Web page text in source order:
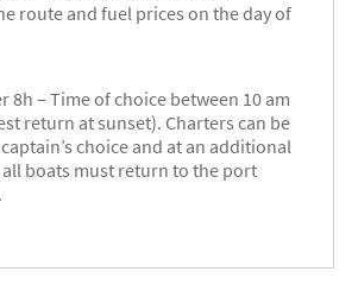
route and fuel prices on the day of
8h – Time of choice between 10 am
return at sunset). Charters can be
choice and at an additional
boats must return to the port